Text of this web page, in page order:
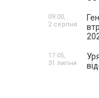
09:00,
2 серпня
17:05,
31 липня